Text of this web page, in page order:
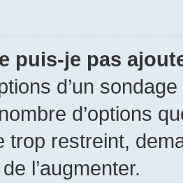
puis-je pas
d’un
d’options
trop restreint,
l’augmenter.